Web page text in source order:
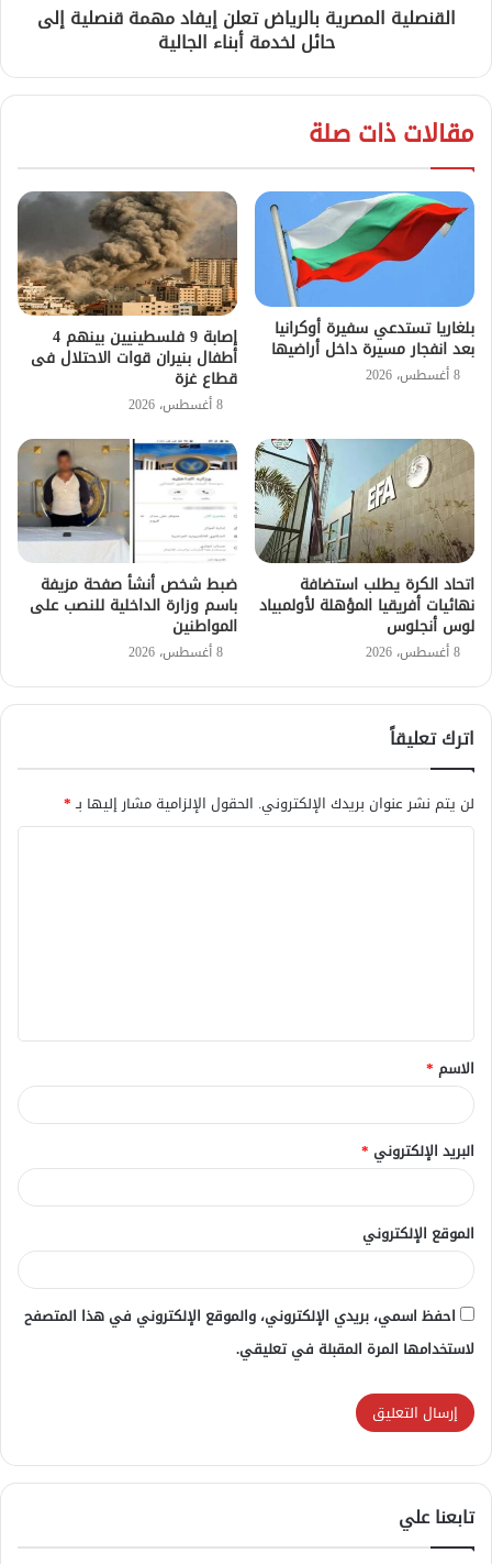
القنصلية المصرية بالرياض تعلن إيفاد مهمة قنصلية إلى
حائل لخدمة أبناء الجالية
مقالات ذات صلة
بلغاريا تستدعي سفيرة أوكرانيا
بعد انفجار مسيرة داخل أراضيها
8 أغسطس، 2026
إصابة 9 فلسطينيين بينهم 4
أطفال بنيران قوات الاحتلال فى
قطاع غزة
8 أغسطس، 2026
اتحاد الكرة يطلب استضافة
نهائيات أفريقيا المؤهلة لأولمبياد
لوس أنجلوس
8 أغسطس، 2026
ضبط شخص أنشأ صفحة مزيفة
باسم وزارة الداخلية للنصب على
المواطنين
8 أغسطس، 2026
اترك تعليقاً
لن يتم نشر عنوان بريدك الإلكتروني. الحقول الإلزامية مشار إليها بـ*
ق
*
الاسم *
البريد الإلكتروني *
الموقع الإلكتروني
احفظ اسمي، بريدي الإلكتروني، والموقع الإلكتروني في هذا المتصفح
لاستخدامها المرة المقبلة في تعليقي.
تابعنا علي